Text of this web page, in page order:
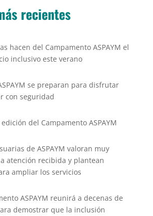
o
o
k
p
p
recientes
hacen del Campamento ASPAYM el
inclusivo este verano
se preparan para disfrutar
con seguridad
del Campamento ASPAYM
de ASPAYM valoran muy
atención recibida y plantean
ampliar los servicios
ASPAYM reunirá a decenas de
demostrar que la inclusión